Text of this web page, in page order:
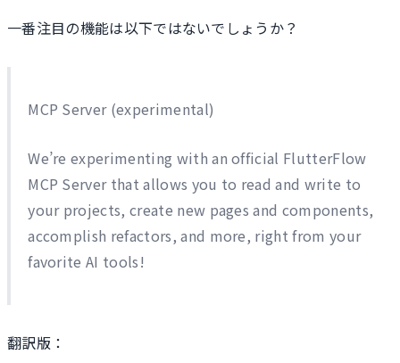
一番注目の機能は以下ではないでしょうか？
MCP Server (experimental)
We’re experimenting with an official FlutterFlow
MCP Server that allows you to read and write to
your projects, create new pages and components,
accomplish refactors, and more, right from your
favorite AI tools!
翻訳版：